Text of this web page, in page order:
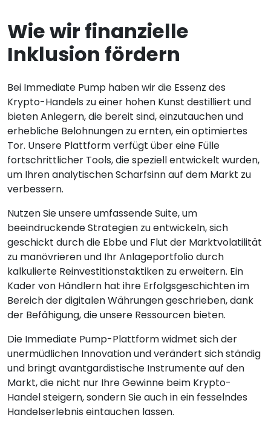
Wie wir finanzielle
Inklusion fördern
Bei Immediate Pump haben wir die Essenz des
Krypto-Handels zu einer hohen Kunst destilliert und
bieten Anlegern, die bereit sind, einzutauchen und
erhebliche Belohnungen zu ernten, ein optimiertes
Tor. Unsere Plattform verfügt über eine Fülle
fortschrittlicher Tools, die speziell entwickelt wurden,
um Ihren analytischen Scharfsinn auf dem Markt zu
verbessern.
Nutzen Sie unsere umfassende Suite, um
beeindruckende Strategien zu entwickeln, sich
geschickt durch die Ebbe und Flut der Marktvolatilität
zu manövrieren und Ihr Anlageportfolio durch
kalkulierte Reinvestitionstaktiken zu erweitern. Ein
Kader von Händlern hat ihre Erfolgsgeschichten im
Bereich der digitalen Währungen geschrieben, dank
der Befähigung, die unsere Ressourcen bieten.
Die Immediate Pump-Plattform widmet sich der
unermüdlichen Innovation und verändert sich ständig
und bringt avantgardistische Instrumente auf den
Markt, die nicht nur Ihre Gewinne beim Krypto-
Handel steigern, sondern Sie auch in ein fesselndes
Handelserlebnis eintauchen lassen.